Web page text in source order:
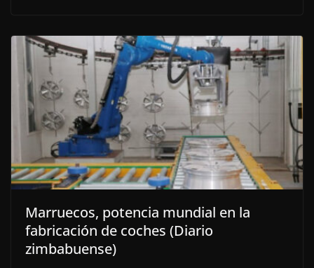
Marruecos, potencia mundial en la
fabricación de coches (Diario
zimbabuense)